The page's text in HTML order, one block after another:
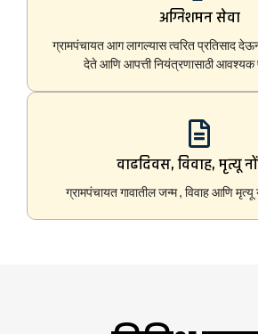
अग्निशमन सेवा
ग्रामपंचायत आग लागल्यास त्वरित प्रतिसाद
देते आणि आपत्ती नियंत्रणासाठी
वाढदिवस, विवाह, मृत्यू
ग्रामपंचायत गावातील जन्म , विवाह आणि